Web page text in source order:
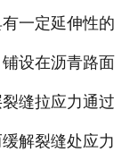
一定延伸性的
设在沥青路面
缝拉应力通过
解裂缝处应力